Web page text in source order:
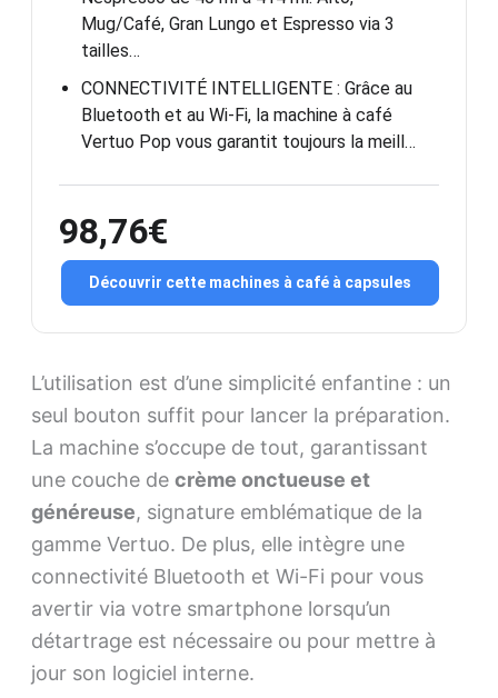
Mug/Café, Gran Lungo et Espresso via 3
tailles…
CONNECTIVITÉ INTELLIGENTE : Grâce au
Bluetooth et au Wi-Fi, la machine à café
Vertuo Pop vous garantit toujours la meill…
98,76€
Découvrir cette machines à café à capsules
L’utilisation est d’une simplicité enfantine : un
seul bouton suffit pour lancer la préparation.
La machine s’occupe de tout, garantissant
une couche de crème onctueuse et
généreuse, signature emblématique de la
gamme Vertuo. De plus, elle intègre une
connectivité Bluetooth et Wi-Fi pour vous
avertir via votre smartphone lorsqu’un
détartrage est nécessaire ou pour mettre à
jour son logiciel interne.